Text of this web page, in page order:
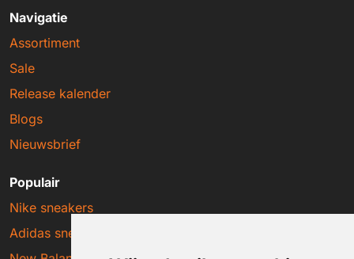
Navigatie
Assortiment
Sale
Release kalender
Blogs
Nieuwsbrief
Populair
Nike sneakers
Adidas sneakers